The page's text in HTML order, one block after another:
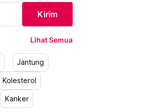
Kirim
Lihat Semua
Jantung
Kolesterol
Kanker